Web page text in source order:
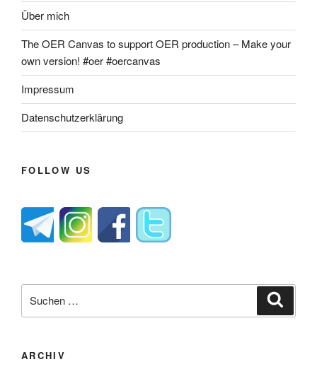
Über mich
The OER Canvas to support OER production – Make your
own version! #oer #oercanvas
Impressum
Datenschutzerklärung
FOLLOW US
nach:
ARCHIV